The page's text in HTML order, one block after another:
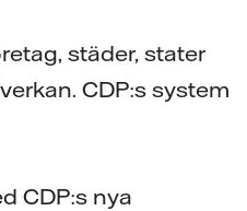
städer, stater
CDP:s system
CDP:s nya